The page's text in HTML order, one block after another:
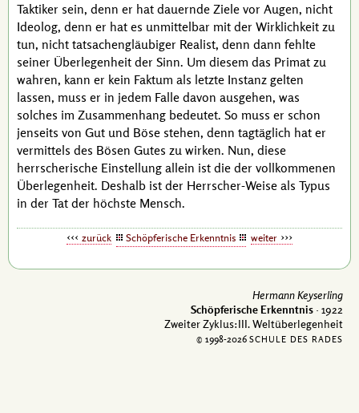
Taktiker sein, denn er hat dauernde Ziele vor Augen, nicht
Ideolog, denn er hat es unmittelbar mit der Wirklichkeit zu
tun, nicht tatsachengläubiger Realist, denn dann fehlte
seiner Überlegenheit der Sinn. Um diesem das Primat zu
wahren, kann er kein Faktum als letzte Instanz gelten
lassen, muss er in jedem Falle davon ausgehen, was
solches im Zusammenhang bedeutet. So muss er schon
jenseits von Gut und Böse stehen, denn tagtäglich hat er
vermittels des Bösen Gutes zu wirken. Nun, diese
herrscherische Einstellung allein ist die der vollkommenen
Überlegenheit. Deshalb ist der Herrscher-Weise als Typus
in der Tat der höchste Mensch.
zurück Schöpferische Erkenntnis weiter
Hermann Keyserling
Schöpferische Erkenntnis · 1922
Zweiter Zyklus:III. Weltüberlegenheit
© 1998-2026 SCHULE DES RADES